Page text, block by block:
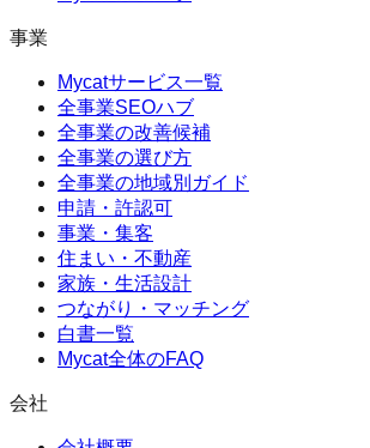
事業
Mycatサービス一覧
全事業SEOハブ
全事業の改善候補
全事業の選び方
全事業の地域別ガイド
申請・許認可
事業・集客
住まい・不動産
家族・生活設計
つながり・マッチング
白書一覧
Mycat全体のFAQ
会社